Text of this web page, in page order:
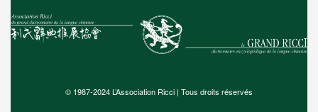
© 1987-2024 L’Association Ricci | Tous droits réservés